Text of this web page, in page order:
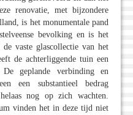
renovatie, met bijzondere
is het monumentale pand
bevolking en is het
vaste glascollectie van het
de achterliggende tuin een
geplande verbinding en
een substantieel bedrag
nog op zich wachten.
vinden het in deze tijd niet